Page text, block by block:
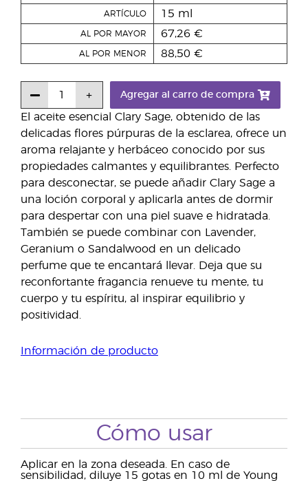
El aceite esencial Clary Sage, obtenido de las
delicadas flores púrpuras de la esclarea, ofrece un
aroma relajante y herbáceo conocido por sus
propiedades calmantes y equilibrantes. Perfecto
para desconectar, se puede añadir Clary Sage a
una loción corporal y aplicarla antes de dormir
para despertar con una piel suave e hidratada.
También se puede combinar con Lavender,
Geranium o Sandalwood en un delicado
perfume que te encantará llevar. Deja que su
reconfortante fragancia renueve tu mente, tu
cuerpo y tu espíritu, al inspirar equilibrio y
positividad.
Información de producto
ARTÍCULO 15 ml
AL POR MAYOR 67,26 €
AL POR MENOR 88,50 €
Agregar al carro de compra
Cómo usar
Aplicar en la zona deseada. En caso de
sensibilidad, diluye 15 gotas en 10 ml de Young